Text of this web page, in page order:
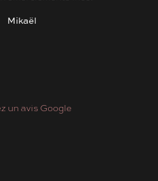
un avis Google